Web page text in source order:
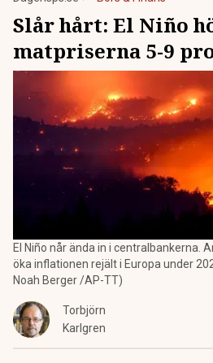
Slår hårt: El Niño
matpriserna 5-9
El Niño når ända in i centralbankerna.
öka inflationen rejält i Europa under
Noah Berger /AP-TT)
Torbjörn
Karlgren